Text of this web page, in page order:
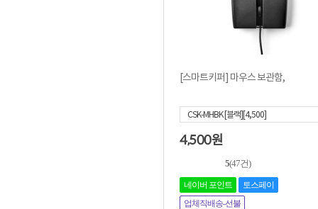
[스마트키퍼] 마우스 보관함,
CSK-MHBK [블랙][4,500]
4,500원
5(47건)
네이버 포인트
토스페이
업체직배송-선불